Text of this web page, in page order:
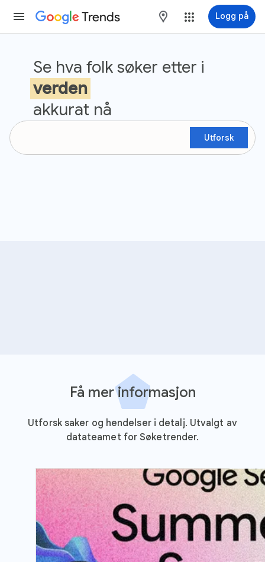
Trends maps Logg på
Se hva folk søker etter i
verden
akkurat nå
Utforsk
Få mer informasjon
Utforsk saker og hendelser i detalj. Utvalgt av
datateamet for Søketrender.